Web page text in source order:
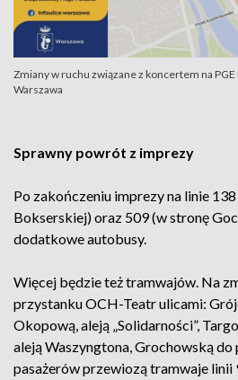
Zmiany w ruchu związane z koncertem na
Warszawa
Sprawny powrót z imprezy
Po zakończeniu imprezy na linie
Bokserskiej) oraz 509 (w stronę
dodatkowe autobusy.
Więcej będzie też tramwajów. Na
przystanku OCH-Teatr ulicami:
Okopową, aleją „Solidarności”,
aleją Waszyngtona, Grochowską do
pasażerów przewiozą tramwaje linii